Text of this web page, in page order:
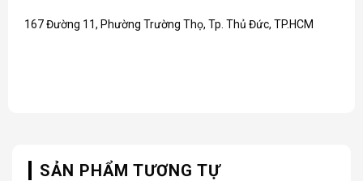
167 Đường 11, Phường Trường Thọ, Tp. Thủ Đức, TP.HCM
SẢN PHẨM TƯƠNG TỰ